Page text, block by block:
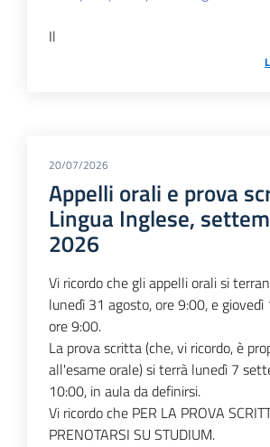
Il
20/07/2026
Appelli orali e prova
Lingua Inglese,
2026
Vi ricordo che gli appelli orali si
lunedì 31 agosto, ore 9:00, e
ore 9:00.
La prova scritta (che, vi ricordo, è
all'esame orale) si terrà lunedì 7
10:00, in aula da definirsi.
Vi ricordo che PER LA PROVA
PRENOTARSI SU STUDIUM.